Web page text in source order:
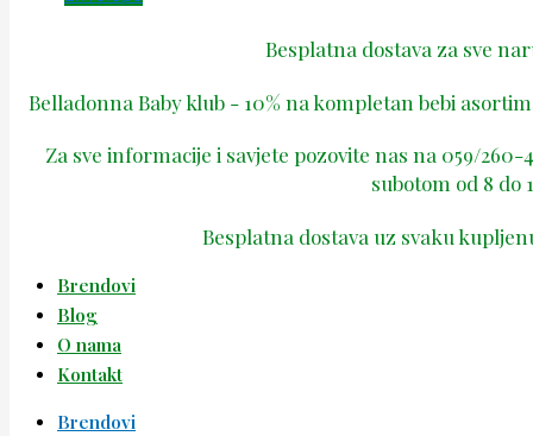
Besplatna dostava za sve
Belladonna Baby klub - 10% na kompletan bebi
Za sve informacije i savjete pozovite nas na 059/
subotom od 8 do
Besplatna dostava uz svaku
Brendovi
Blog
O nama
Kontakt
Brendovi